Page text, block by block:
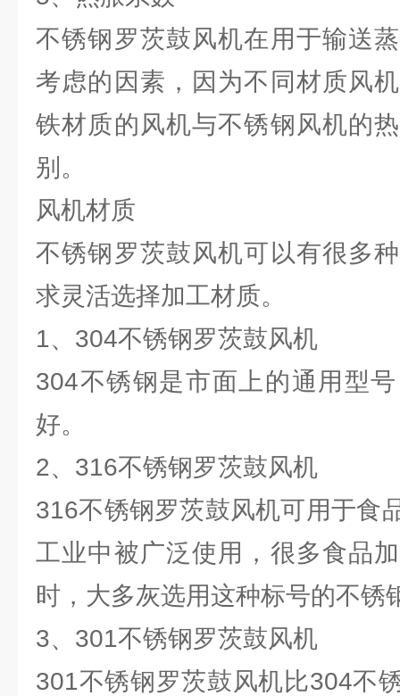
不锈钢罗茨鼓风机在用于输送
考虑的因素，因为不同材质风
铁材质的风机与不锈钢风机的
别。
风机材质
不锈钢罗茨鼓风机可以有很多
求灵活选择加工材质。
1、304不锈钢罗茨鼓风机
304不锈钢是市面上的通用型
好。
2、316不锈钢罗茨鼓风机
316不锈钢罗茨鼓风机可用于食
工业中被广泛使用，很多食品
时，大多灰选用这种标号的不锈
3、301不锈钢罗茨鼓风机
301不锈钢罗茨鼓风机比304不